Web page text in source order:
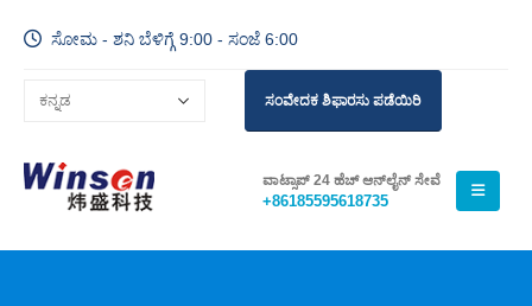
ಸೋಮ - ಶನಿ ಬೆಳಿಗ್ಗೆ 9:00 - ಸಂಜೆ 6:00
ಸಂವೇದಕ ಶಿಫಾರಸು ಪಡೆಯಿರಿ
ವಾಟ್ಸಾಪ್ 24 ಹೆಚ್ ಆನ್‌ಲೈನ್ ಸೇವೆ
+86185595618735